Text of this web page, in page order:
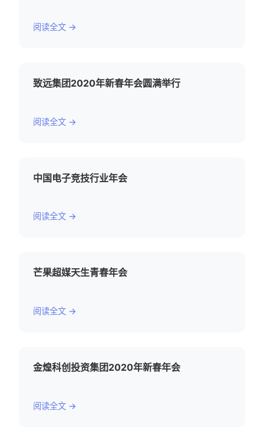
阅读全文 →
致远集团2020年新春年会圆满举行
阅读全文 →
中国电子竞技行业年会
阅读全文 →
芒果超媒天生青春年会
阅读全文 →
金煌科创投资集团2020年新春年会
阅读全文 →